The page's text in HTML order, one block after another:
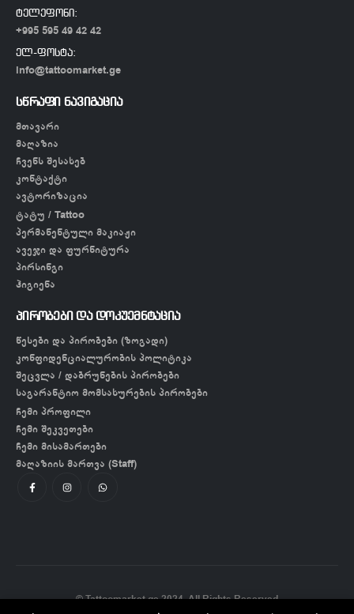
ტელეფონი:
+995 595 49 42 42
ელ-ფოსტა:
info@tattoomarket.ge
სწრაფი ნავიგაცია
მთავარი
მაღაზია
ჩვენს შესახებ
კონტაქტი
ავტორიზაცია
ტატუ / Tattoo
პერმანენტული მაკიაჟი
ავეჯი და ფურნიტურა
პირსინგი
ჰიგიენა
პირობები და დოკუემნტაცია
წესები და პირობები (ზოგადი)
კონფიდენციალურობის პოლიტიკა
შეცვლა / დაბრუნების პირობები
საგარანტიო მომსახურების პირობები
ჩემი პროფილი
ჩემი შეკვეთები
ჩემი მისამართები
მაღაზიის მართვა (Staff)
© Tattoomarket.ge 2024. All Rights Reserved